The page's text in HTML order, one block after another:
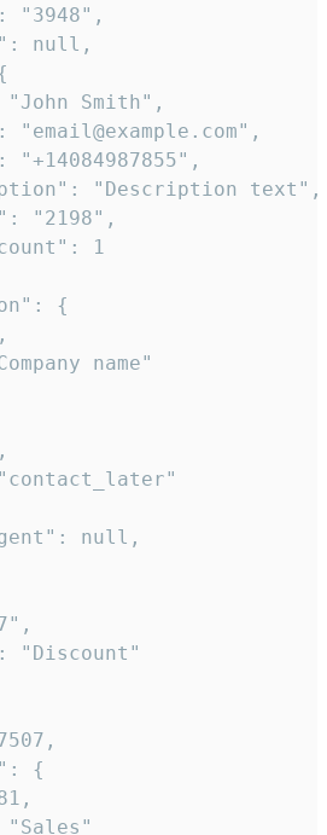
"3948",
null,
Smith",
"email@example.com",
"+14084987855",
"Description text",
"2198",
1
{
name"
null,
"Discount"
{
"Sales"